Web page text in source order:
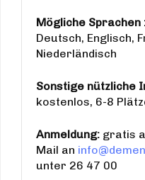
Mögliche Sprachen
Deutsch, Englisch,
Niederländisch
Sonstige nützliche
kostenlos, 6-8
Anmeldung: gratis
Mail an
unter 26 47 00